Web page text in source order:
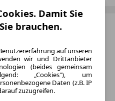
Damit Sie
brauchen.
auf unseren
wir und Drittanbieter
(beides gemeinsam
„Cookies"), um
Daten (z.B. IP
zuzugreifen.